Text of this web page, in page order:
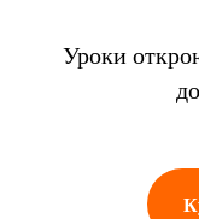
Уроки